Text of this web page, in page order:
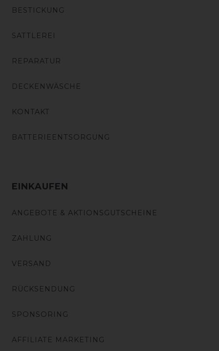
BESTICKUNG
SATTLEREI
REPARATUR
DECKENWÄSCHE
KONTAKT
BATTERIEENTSORGUNG
EINKAUFEN
ANGEBOTE & AKTIONSGUTSCHEINE
ZAHLUNG
VERSAND
RÜCKSENDUNG
SPONSORING
AFFILIATE MARKETING